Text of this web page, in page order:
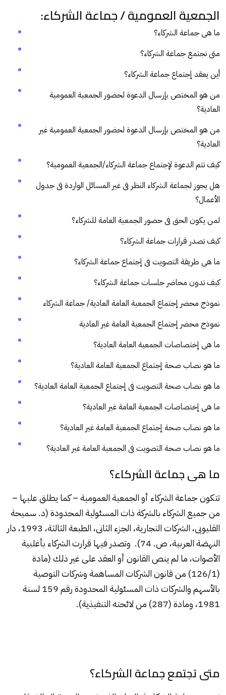
الجمعية العمومية / جماعة الشركاء:
ما هى جماعة الشركاء؟
متى تجتمع جماعة الشركاء؟
أين يعقد إجتماع جماعة الشركاء؟
من هو المختص بإرسال الدعوة لحضور الجمعية العمومية
العادية؟
من هو المختص بإرسال الدعوة لحضور الجمعية العمومية غير
العادية؟
كيف تتم الدعوة لإجتماع جماعة الشركاء/الجمعية العمومية؟
هل يجوز لجماعة الشركاء النظر فى غير المسائل الواردة فى جدول
الأعمال؟
لمن يكون الحق فى حضور الجمعية العامة للشركاء؟
كيف تصدر قرارات جماعة الشركاء؟
ما هى طريقة التصويت فى إجتماع جماعة الشركاء؟
كيف تدون محاضر جلسات جماعة الشركاء؟
نموذج محضر إجتماع الجمعية العامة العادية/ جماعة الشركاء
نموذج محضر إجتماع الجمعية العامة غير العادية
ما هى إختصاصات الجمعية العامة العادية؟
ما هو نصاب صحة إجتماع الجمعية العامة العادية؟
ما هو نصاب صحة التصويت فى إجتماع الجمعية العامة العادية؟
ما هى إختصاصات الجمعية العامة غير العادية؟
ما هو نصاب صحة إجتماع الجمعية العامة غير العادية؟
ما هو نصاب صحة التصويت فى الجمعية العامة غير العادية؟
ما هى جماعة الشركاء؟
تتكون جماعة الشركاء أو الجمعية العمومية – كما يطلق عليها –
من جميع الشركاء بالشركة ذات المسئولية المحدودة (د. سميحة
القليوبى، الشركات التجارية، الجزء الثانى، الطبعة الثالثة، 1993، دار
النهضة العربية، ص. 74). وتصدر فيها قرارت الشركاء بأغلبية
الأصوات، ما لم ينص القانون أو العقد على غير ذلك (مادة
(126/1) من قانون الشركات المساهمة وشركات التوصية
بالأسهم والشركات ذات المسئولية المحدودة رقم 159 لسنة
1981، ومادة (287) من لائحته التنفيذية).
متى تجتمع جماعة الشركاء؟